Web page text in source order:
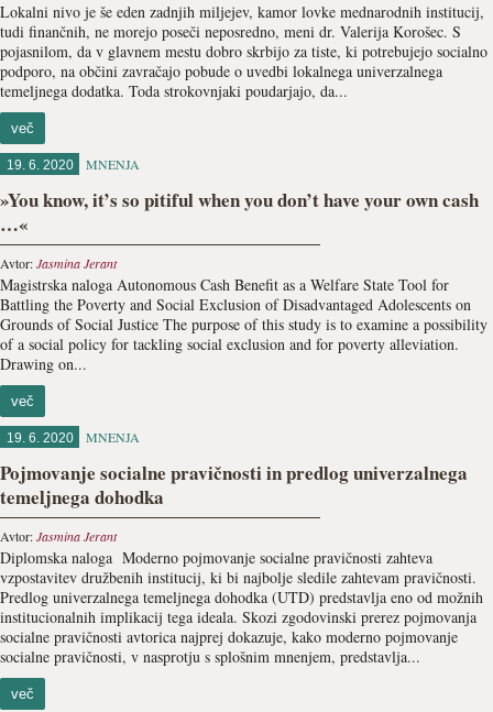
Lokalni nivo je še eden zadnjih miljejev, kamor lovke mednarodnih institucij,
tudi finančnih, ne morejo poseči neposredno, meni dr. Valerija Korošec. S
pojasnilom, da v glavnem mestu dobro skrbijo za tiste, ki potrebujejo socialno
podporo, na občini zavračajo pobude o uvedbi lokalnega univerzalnega
temeljnega dodatka. Toda strokovnjaki poudarjajo, da...
več
19. 6. 2020 MNENJA
»You know, it’s so pitiful when you don’t have your own cash
…«
Avtor:Jasmina Jerant
Magistrska naloga Autonomous Cash Benefit as a Welfare State Tool for
Battling the Poverty and Social Exclusion of Disadvantaged Adolescents on
Grounds of Social Justice The purpose of this study is to examine a possibility
of a social policy for tackling social exclusion and for poverty alleviation.
Drawing on...
več
19. 6. 2020 MNENJA
Pojmovanje socialne pravičnosti in predlog univerzalnega
temeljnega dohodka
Avtor:Jasmina Jerant
Diplomska naloga Moderno pojmovanje socialne pravičnosti zahteva
vzpostavitev družbenih institucij, ki bi najbolje sledile zahtevam pravičnosti.
Predlog univerzalnega temeljnega dohodka (UTD) predstavlja eno od možnih
institucionalnih implikacij tega ideala. Skozi zgodovinski prerez pojmovanja
socialne pravičnosti avtorica najprej dokazuje, kako moderno pojmovanje
socialne pravičnosti, v nasprotju s splošnim mnenjem, predstavlja...
več